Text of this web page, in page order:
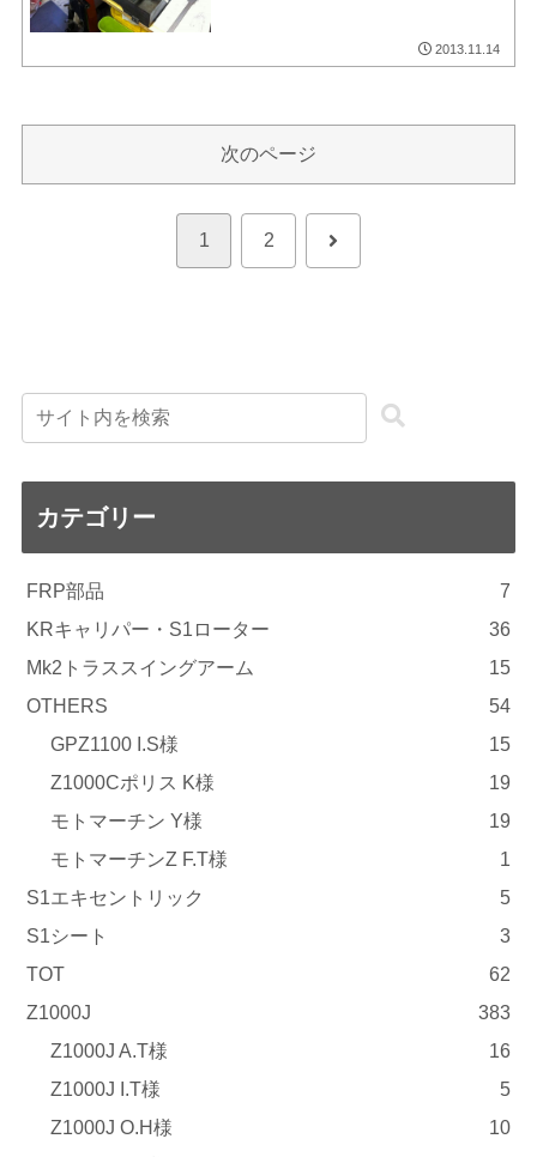
2013.11.14
次のページ
1 2 次
カテゴリー
FRP部品
7
KRキャリパー・S1ローター
36
Mk2トラススイングアーム
15
OTHERS
54
GPZ1100 I.S様
15
Z1000Cポリス K様
19
モトマーチン Y様
19
モトマーチンZ F.T様
1
S1エキセントリック
5
S1シート
3
TOT
62
Z1000J
383
Z1000J A.T様
16
Z1000J I.T様
5
Z1000J O.H様
10